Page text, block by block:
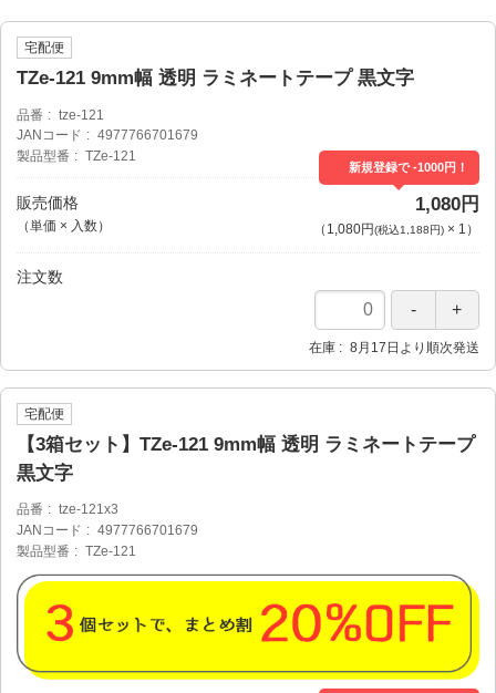
宅配便
TZe-121 9mm幅 透明 ラミネートテープ 黒文字
品番
tze-121
JANコード
4977766701679
製品型番
TZe-121
販売価格
（単価 × 入数）
新規登録で -1000円！
1,080円
（ 1,080円(税込1,188円)× 1 ）
注文数
在庫 8月17日より順次発送
宅配便
【3箱セット】TZe-121 9mm幅 透明 ラミネートテープ
黒文字
品番
tze-121x3
JANコード
4977766701679
製品型番
TZe-121